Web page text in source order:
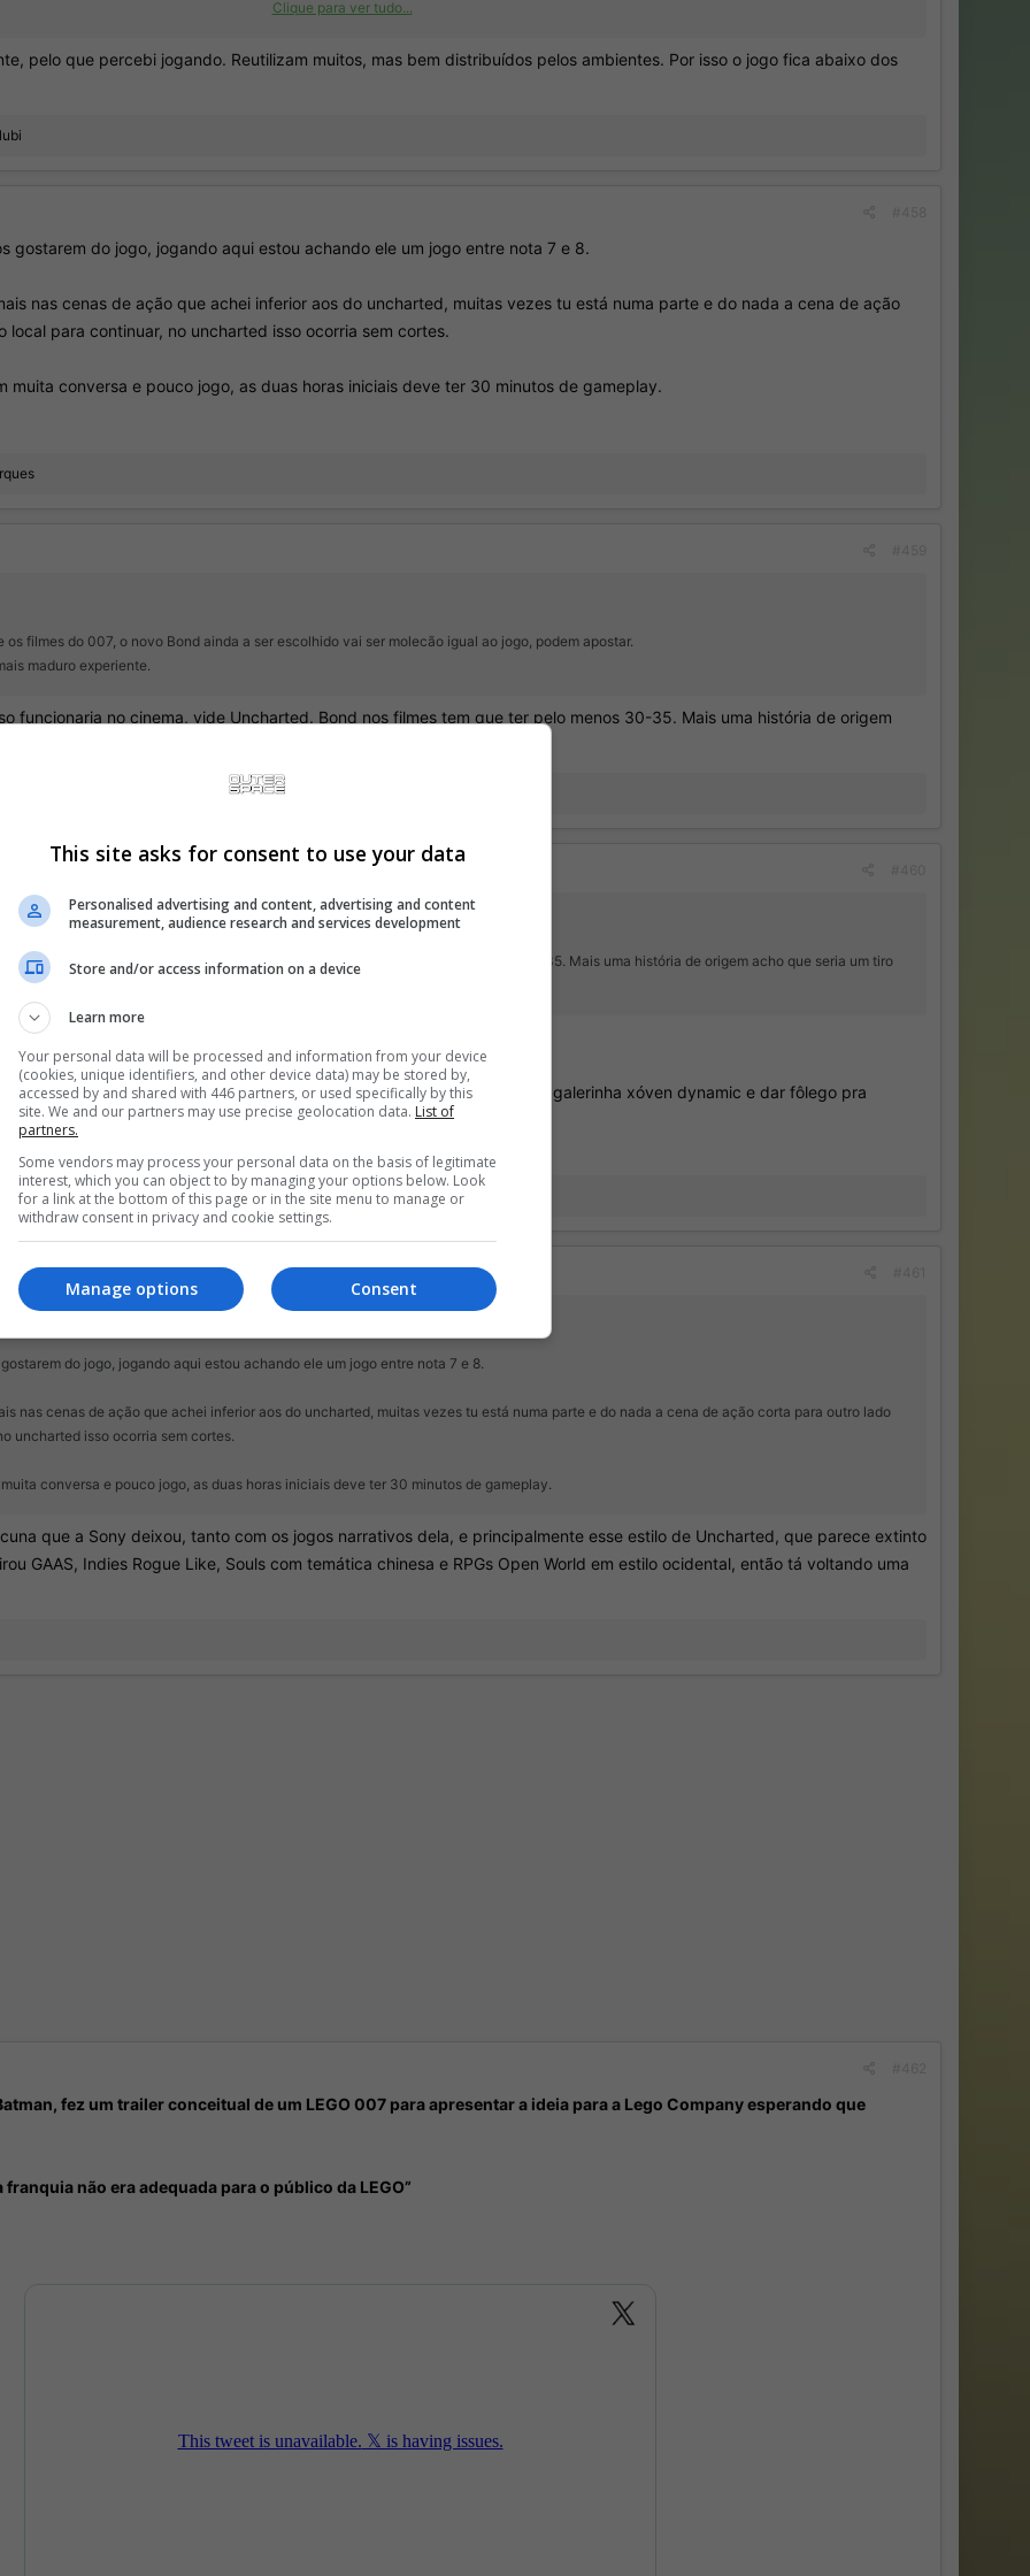
Clique para ver tudo...
pelo que percebi jogando. Reutilizam muitos, mas bem distribuídos pelos ambientes. Por isso o jogo fica abaixo dos
gostarem do jogo, jogando aqui estou achando ele um jogo entre nota 7 e 8.
nas cenas de ação que achei inferior aos do uncharted, muitas vezes tu está numa parte e do nada a cena de ação
local para continuar, no uncharted isso ocorria sem cortes.
muita conversa e pouco jogo, as duas horas iniciais deve ter 30 minutos de gameplay.
filmes do 007, o novo Bond ainda a ser escolhido vai ser molecão igual ao jogo, podem apostar.
maduro experiente.
funcionaria no cinema, vide Uncharted. Bond nos filmes tem que ter pelo menos 30-35. Mais uma história de origem
funcionaria no cinema, vide Uncharted. Bond nos filmes tem que ter pelo menos 30-35. Mais uma história de origem acho que seria um tiro
disso também..... e um personagem jovem faria sentido pra introduzir galerinha xóven dynamic e dar fôlego pra
do jogo, jogando aqui estou achando ele um jogo entre nota 7 e 8.
nas cenas de ação que achei inferior aos do uncharted, muitas vezes tu está numa parte e do nada a cena de ação corta para outro lado
uncharted isso ocorria sem cortes.
conversa e pouco jogo, as duas horas iniciais deve ter 30 minutos de gameplay.
que a Sony deixou, tanto com os jogos narrativos dela, e principalmente esse estilo de Uncharted, que parece extinto
GAAS, Indies Rogue Like, Souls com temática chinesa e RPGs Open World em estilo ocidental, então tá voltando uma
fez um trailer conceitual de um LEGO 007 para apresentar a ideia para a Lego Company esperando que
não era adequada para o público da LEGO”
This site asks for consent to use your data
Personalised advertising and content, advertising and content
measurement, audience research and services development
Store and/or access information on a device
Learn more
Your personal data will be processed and information from your device
(cookies, unique identifiers, and other device data) may be stored by,
accessed by and shared with 446 partners, or used specifically by this
site. We and our partners may use precise geolocation data. List of
partners.
Some vendors may process your personal data on the basis of legitimate
interest, which you can object to by managing your options below. Look
for a link at the bottom of this page or in the site menu to manage or
withdraw consent in privacy and cookie settings.
Consent
Manage options